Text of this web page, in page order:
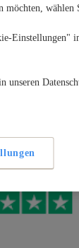
möchten,
Einstellungen"
unseren